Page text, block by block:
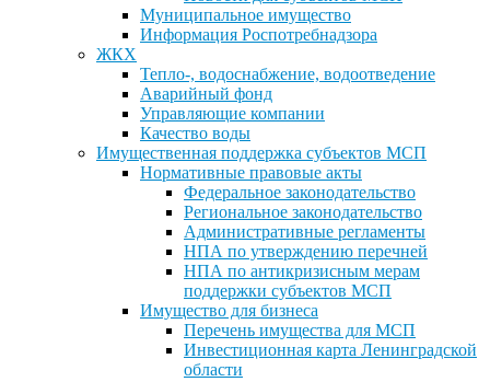
Муниципальное имущество
Информация Роспотребнадзора
ЖКХ
Тепло-, водоснабжение, водоотведение
Аварийный фонд
Управляющие компании
Качество воды
Имущественная поддержка субъектов МСП
Нормативные правовые акты
Федеральное законодательство
Региональное законодательство
Административные регламенты
НПА по утверждению перечней
НПА по антикризисным мерам
поддержки субъектов МСП
Имущество для бизнеса
Перечень имущества для МСП
Инвестиционная карта Ленинградской
области